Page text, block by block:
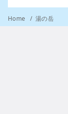
Home 湯の岳